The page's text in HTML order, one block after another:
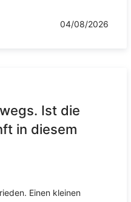
04/08/2026
Ist die
in diesem
Einen kleinen